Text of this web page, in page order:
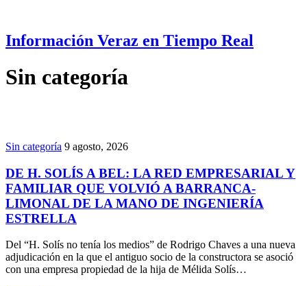
Información Veraz en Tiempo Real
Sin categoría
Sin categoría 9 agosto, 2026
DE H. SOLÍS A BEL: LA RED EMPRESARIAL Y
FAMILIAR QUE VOLVIÓ A BARRANCA-
LIMONAL DE LA MANO DE INGENIERÍA
ESTRELLA
Del “H. Solís no tenía los medios” de Rodrigo Chaves a una nueva
adjudicación en la que el antiguo socio de la constructora se asoció
con una empresa propiedad de la hija de Mélida Solís…